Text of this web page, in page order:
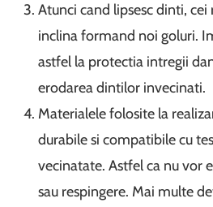
Atunci cand lipsesc dinti, cei
inclina formand noi goluri.
astfel la protectia intregii
erodarea dintilor invecinati.
Materialele folosite la
durabile si compatibile cu
vecinatate. Astfel ca nu vor
sau respingere. Mai multe